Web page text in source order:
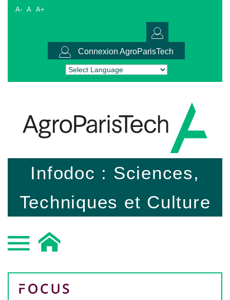
A- A A+
Connexion AgroParisTech
Powered by Translate
Infodoc : Sciences,
Techniques et Culture